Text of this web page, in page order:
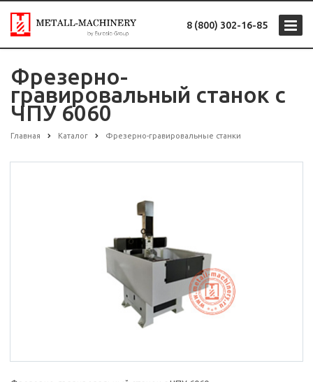
8 (800) 302-16-85
Фрезерно-
гравировальный станок с
ЧПУ 6060
Главная Каталог Фрезерно-гравировальные станки